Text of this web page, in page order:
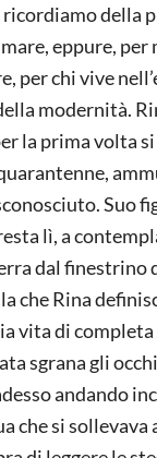
ricordiamo della
eppure, per
per chi vive
modernità.
la prima volta
Suo
lì, a
dal finestrino
che Rina
vita di
sgrana gli
andando
che si